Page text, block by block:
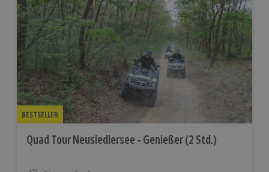
BESTSELLER
Quad Tour Neusiedlersee - Genießer (2 Std.)